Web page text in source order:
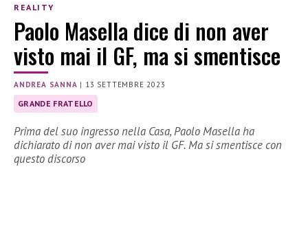
REALITY
Paolo Masella dice di non aver
visto mai il GF, ma si smentisce
ANDREA SANNA | 13 SETTEMBRE 2023
GRANDE FRATELLO
Prima del suo ingresso nella Casa, Paolo Masella ha
dichiarato di non aver mai visto il GF. Ma si smentisce con
questo discorso